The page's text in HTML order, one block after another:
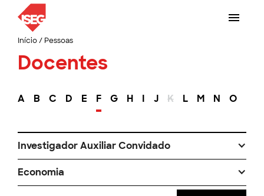
Início/ Pessoas
Docentes
A B C D E F G H I J K L M N O
Investigador Auxiliar Convidado
Economia